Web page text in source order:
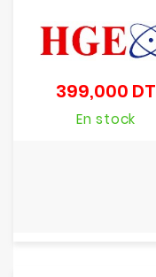
399,000 DT
En stock